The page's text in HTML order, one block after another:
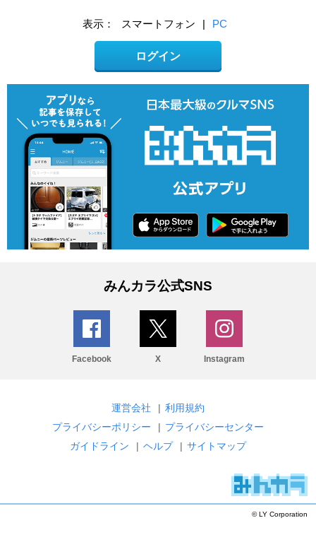
表示： スマートフォン | PC
ログイン
みんカラ公式SNS
Facebook X Instagram
運営会社 | 利用規約
プライバシーポリシー
| プライバシーセンター
ガイドライン
| ヘルプ | サイトマップ
© LY Corporation